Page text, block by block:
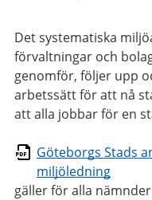
Det systematiska
förvaltningar och
genomför, följer upp
arbetssätt för att nå
att alla jobbar för en
Göteborgs Stads
miljöledning
gäller för alla